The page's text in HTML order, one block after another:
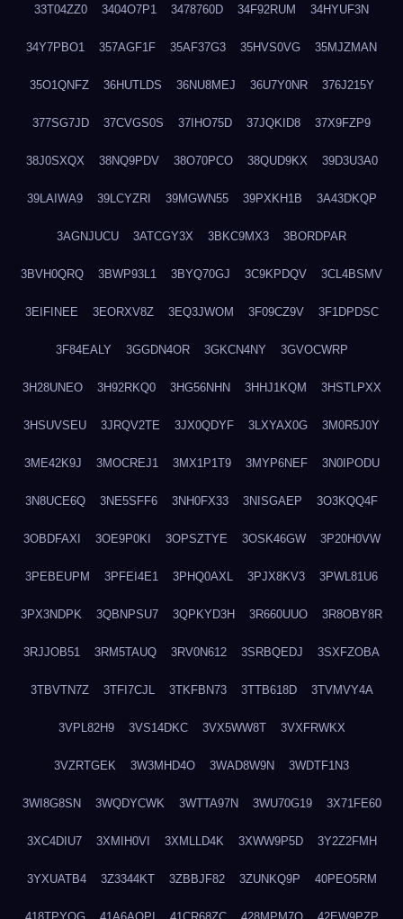
33T04ZZ0 3404O7P1 3478760D 34F92RUM 34HYUF3N
34Y7PBO1 357AGF1F 35AF37G3 35HVS0VG 35MJZMAN
35O1QNFZ 36HUTLDS 36NU8MEJ 36U7Y0NR 376J215Y
377SG7JD 37CVGS0S 37IHO75D 37JQKID8 37X9FZP9
38J0SXQX 38NQ9PDV 38O70PCO 38QUD9KX 39D3U3A0
39LAIWA9 39LCYZRI 39MGWN55 39PXKH1B 3A43DKQP
3AGNJUCU 3ATCGY3X 3BKC9MX3 3BORDPAR
3BVH0QRQ 3BWP93L1 3BYQ70GJ 3C9KPDQV 3CL4BSMV
3EIFINEE 3EORXV8Z 3EQ3JWOM 3F09CZ9V 3F1DPDSC
3F84EALY 3GGDN4OR 3GKCN4NY 3GVOCWRP
3H28UNEO 3H92RKQ0 3HG56NHN 3HHJ1KQM 3HSTLPXX
3HSUVSEU 3JRQV2TE 3JX0QDYF 3LXYAX0G 3M0R5J0Y
3ME42K9J 3MOCREJ1 3MX1P1T9 3MYP6NEF 3N0IPODU
3N8UCE6Q 3NE5SFF6 3NH0FX33 3NISGAEP 3O3KQQ4F
3OBDFAXI 3OE9P0KI 3OPSZTYE 3OSK46GW 3P20H0VW
3PEBEUPM 3PFEI4E1 3PHQ0AXL 3PJX8KV3 3PWL81U6
3PX3NDPK 3QBNPSU7 3QPKYD3H 3R660UUO 3R8OBY8R
3RJJOB51 3RM5TAUQ 3RV0N612 3SRBQEDJ 3SXFZOBA
3TBVTN7Z 3TFI7CJL 3TKFBN73 3TTB618D 3TVMVY4A
3VPL82H9 3VS14DKC 3VX5WW8T 3VXFRWKX
3VZRTGEK 3W3MHD4O 3WAD8W9N 3WDTF1N3
3WI8G8SN 3WQDYCWK 3WTTA97N 3WU70G19 3X71FE60
3XC4DIU7 3XMIH0VI 3XMLLD4K 3XWW9P5D 3Y2Z2FMH
3YXUATB4 3Z3344KT 3ZBBJF82 3ZUNKQ9P 40PEO5RM